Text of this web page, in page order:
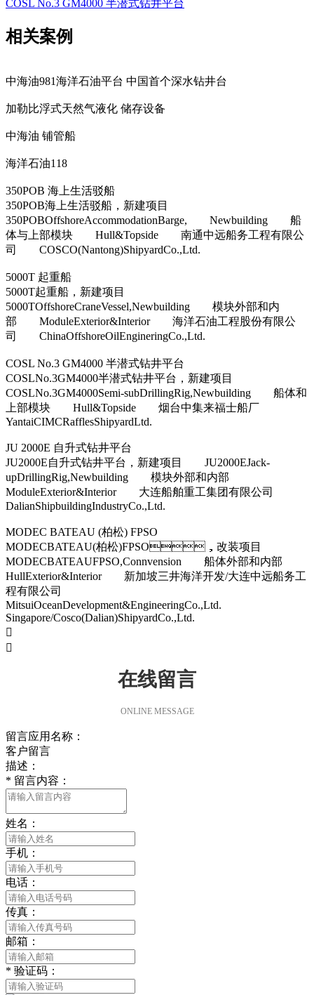
COSL No.3 GM4000 半潜式钻井平台
相关案例
中海油981海洋石油平台 中国首个深水钻井台
加勒比浮式天然气液化 储存设备
中海油 铺管船
海洋石油118
350POB 海上生活驳船
350POB海上生活驳船，新建项目
350POBOffshoreAccommodationBarge, Newbuilding 船
体与上部模块 Hull&Topside 南通中远船务工程有限公
司 COSCO(Nantong)ShipyardCo.,Ltd.
5000T 起重船
5000T起重船，新建项目
5000TOffshoreCraneVessel,Newbuilding 模块外部和内
部 ModuleExterior&Interior 海洋石油工程股份有限公
司 ChinaOffshoreOilEngineringCo.,Ltd.
COSL No.3 GM4000 半潜式钻井平台
COSLNo.3GM4000半潜式钻井平台，新建项目
COSLNo.3GM4000Semi-subDrillingRig,Newbuilding 船体和
上部模块 Hull&Topside 烟台中集来福士船厂
YantaiCIMCRafflesShipyardLtd.
JU 2000E 自升式钻井平台
JU2000E自升式钻井平台，新建项目 JU2000EJack-
upDrillingRig,Newbuilding 模块外部和内部
ModuleExterior&Interior 大连船舶重工集团有限公司
DalianShipbuildingIndustryCo.,Ltd.
MODEC BATEAU (柏松) FPSO
MODECBATEAU(柏松)FPSO，改装项目
MODECBATEAUFPSO,Connvension 船体外部和内部
HullExterior&Interior 新加坡三井海洋开发/大连中远船务工
程有限公司
MitsuiOceanDevelopment&EngineeringCo.,Ltd.
Singapore/Cosco(Dalian)ShipyardCo.,Ltd.


在线留言
ONLINE MESSAGE
留言应用名称：
客户留言
描述：
* 留言内容：
姓名：
手机：
电话：
传真：
邮箱：
* 验证码：